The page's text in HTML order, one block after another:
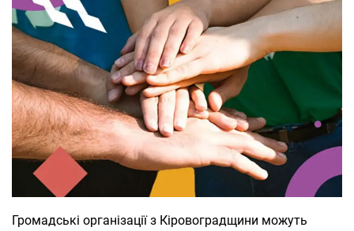
Громадські організації з Кіровоградщини можуть